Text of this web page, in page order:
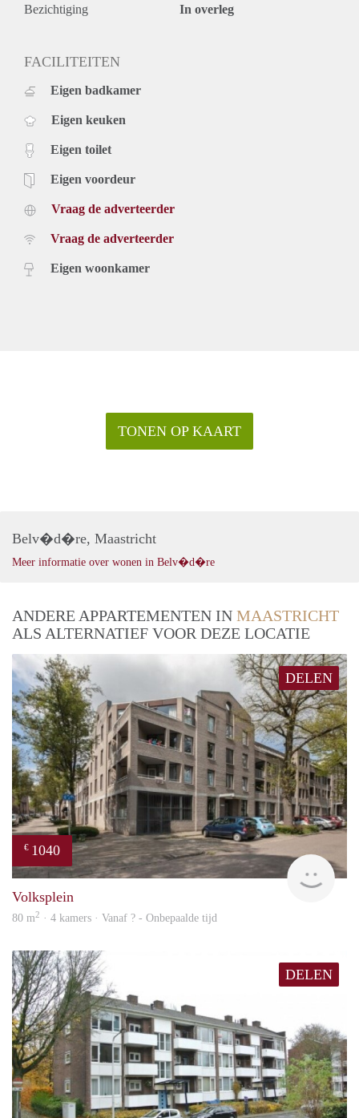
- Hoog afwerkingsniveau
- Voorzien van vloerverwarming
- Waarborgsom gelijk aan 2 x de maandhuur
per maand.
Bezichtiging In overleg
FACILITEITEN
Eigen badkamer
Eigen keuken
Eigen toilet
Eigen voordeur
Vraag de adverteerder
Vraag de adverteerder
Eigen woonkamer
TONEN OP KAART
Belv�d�re, Maastricht
Meer informatie over wonen in Belv�d�re
ANDERE APPARTEMENTEN IN MAASTRICHT
ALS ALTERNATIEF VOOR DEZE LOCATIE
DELEN
€ 1040
Volksplein
80 m2 · 4 kamers · Vanaf ? - Onbepaalde tijd
DELEN